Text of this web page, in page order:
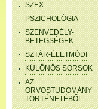
SZEX
PSZICHOLÓGIA
SZENVEDÉLY-
BETEGSÉGEK
SZTÁR-ÉLETMÓDI
KÜLÖNÖS SORSOK
AZ
ORVOSTUDOMÁNY
TÖRTÉNETÉBŐL